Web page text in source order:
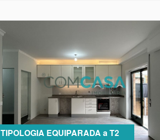
TIPOLOGIA EQUIPARADA a T2